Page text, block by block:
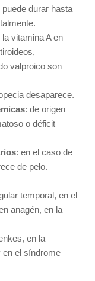
durar hasta
la vitamina A en
valproico son
desaparece.
: de origen
o déficit
: en el caso de
de pelo.
temporal, en el
anagén, en la
en la
en el síndrome